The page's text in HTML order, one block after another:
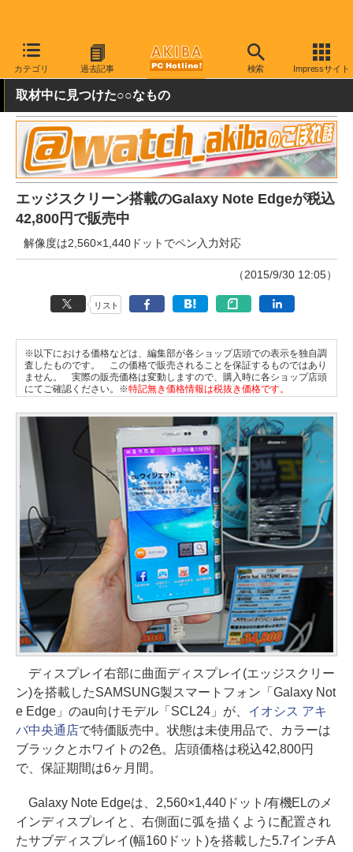
カテゴリ 過去記事 検索 Impressサイト
AKIBA PC Hotline! 秋葉原情報 価格情報 特価情報
取材中に見つけた○○なもの
エッジスクリーン搭載のGalaxy Note Edgeが税込
42,800円で販売中
解像度は2,560×1,440ドットでペン入力対応
（2015/9/30 12:05）
リスト
※以下における価格などは、編集部が各ショップ店頭での表示を独自調
査したものです。 この価格で販売されることを保証するものではあり
ません。 実際の販売価格は変動しますので、購入時に各ショップ店頭
にてご確認ください。※特記無き価格情報は税抜き価格です。
ディスプレイ右部に曲面ディスプレイ(エッジスクリー
ン)を搭載したSAMSUNG製スマートフォン「Galaxy Not
e Edge」のau向けモデル「SCL24」が、 イオシス アキ
バ中央通店で特価販売中。状態は未使用品で、カラーは
ブラックとホワイトの2色。店頭価格は税込42,800円
で、保証期間は6ヶ月間。
Galaxy Note Edgeは、2,560×1,440ドット/有機ELのメ
インディスプレイと、右側面に弧を描くように配置され
たサブディスプレイ(幅160ドット)を搭載した5.7インチA